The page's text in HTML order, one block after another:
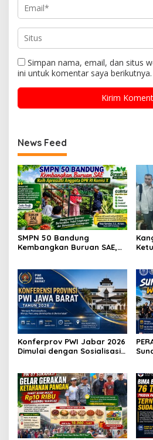
Simpan nama, email, dan situs
ini untuk komentar saya berikutnya.
News Feed
SMPN 50 Bandung
Kembangkan Buruan SAE,
Konferprov PWI Jabar 2026
Dimulai dengan Sosialisasi
Profesionalisme